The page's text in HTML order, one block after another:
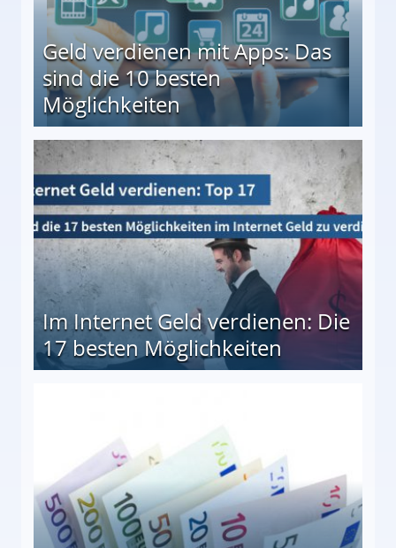
Geld verdienen mit Apps: Das
sind die 10 besten
Möglichkeiten
besten Möglichkeiten
Im Internet Geld verdienen: Die
17 besten Möglichkeiten